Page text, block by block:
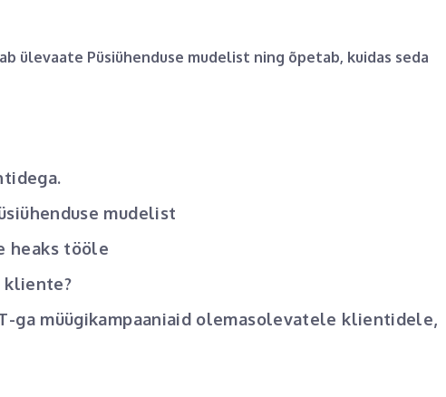
ülevaate Püsiühenduse mudelist ning õpetab, kuidas seda
mudelist
heaks tööle
kliente?
ga müügikampaaniaid olemasolevatele klientidele,